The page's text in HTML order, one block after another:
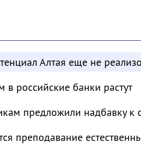
Алтая еще не
в российские банки растут
предложили надбавку к
преподавание